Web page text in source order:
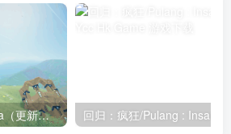
创世理想乡/Craftopia（更新最新版） 回归：疯狂/Pulang : Insanity